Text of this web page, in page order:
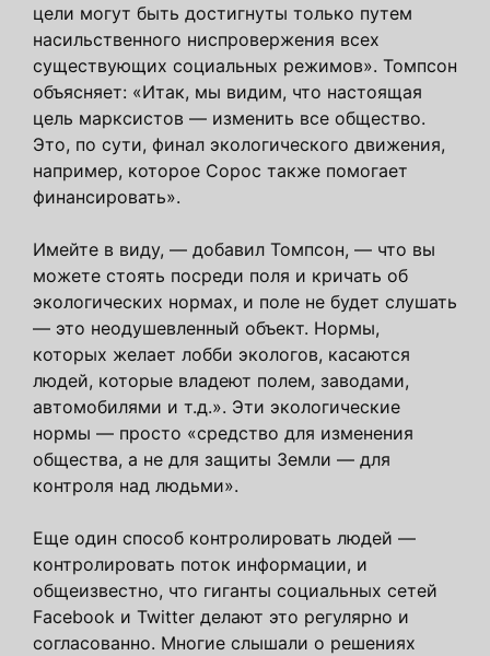
цели могут быть достигнуты только путем
насильственного ниспровержения всех
существующих социальных режимов». Томпсон
объясняет: «Итак, мы видим, что настоящая
цель марксистов — изменить все общество.
Это, по сути, финал экологического движения,
например, которое Сорос также помогает
финансировать».
Имейте в виду, — добавил Томпсон, — что вы
можете стоять посреди поля и кричать об
экологических нормах, и поле не будет слушать
— это неодушевленный объект. Нормы,
которых желает лобби экологов, касаются
людей, которые владеют полем, заводами,
автомобилями и т.д.». Эти экологические
нормы — просто «средство для изменения
общества, а не для защиты Земли — для
контроля над людьми».
Еще один способ контролировать людей —
контролировать поток информации, и
общеизвестно, что гиганты социальных сетей
Facebook и Twitter делают это регулярно и
согласованно. Многие слышали о решениях